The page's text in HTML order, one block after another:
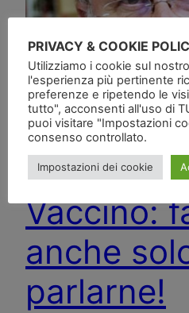
Vaccino:
anche
parlarne!
PRIVACY & COOKIE
Utilizziamo i cookie sul
l'esperienza più pertinente
preferenze e ripetendo le
tutto", acconsenti all'uso di
puoi visitare "Impostazioni
consenso controllato.
Impostazioni dei cookie